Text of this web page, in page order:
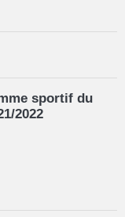
sportif du
2022